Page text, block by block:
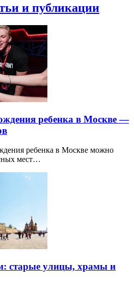
и публикации
ребенка в Москве —
ребенка в Москве можно
мест…
старые улицы, храмы и